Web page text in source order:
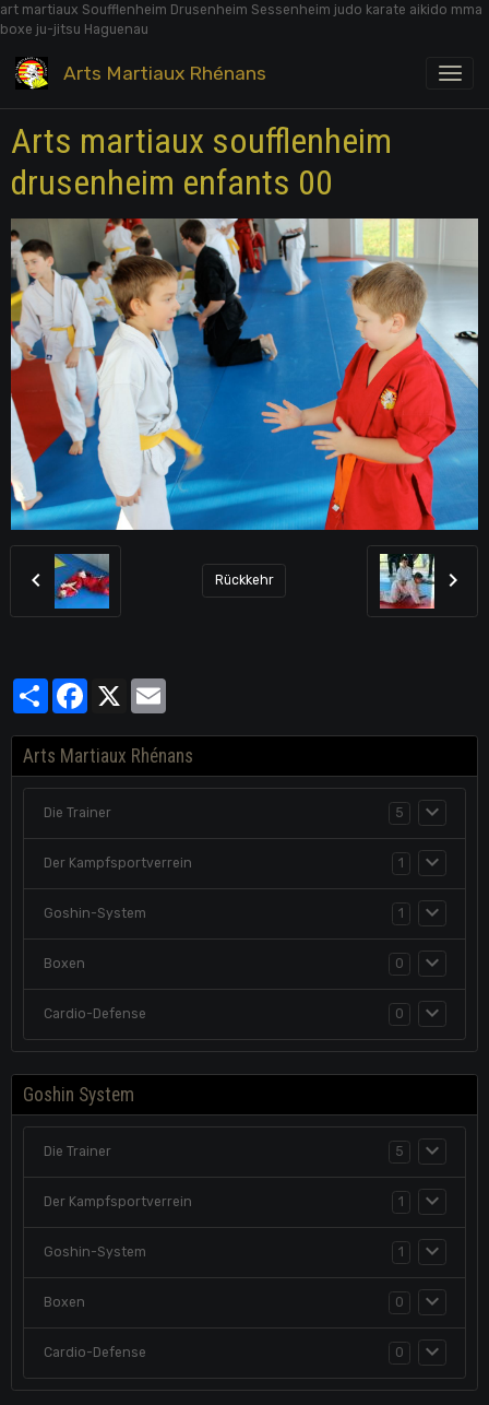
art martiaux Soufflenheim Drusenheim Sessenheim judo karate aikido mma
boxe ju-jitsu Haguenau
Arts Martiaux Rhénans
Arts martiaux soufflenheim
drusenheim enfants 00
Rückkehr
PartagerFacebook
Arts Martiaux Rhénans
Die Trainer 5
Der Kampfsportverrein 1
Goshin-System 1
Boxen 0
Cardio-Defense 0
Goshin System
Die Trainer 5
Der Kampfsportverrein 1
Goshin-System 1
Boxen 0
Cardio-Defense 0